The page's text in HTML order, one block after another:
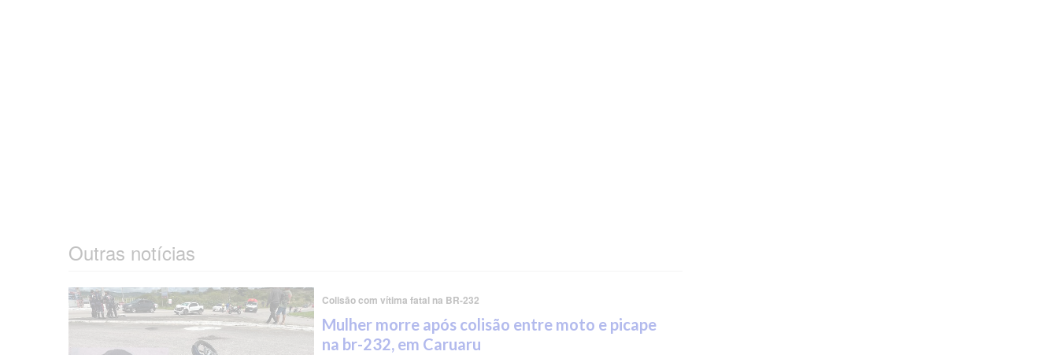
Outras notícias
Colisão com vítima fatal na BR-232
Mulher morre após colisão entre moto e picape
na br-232, em Caruaru